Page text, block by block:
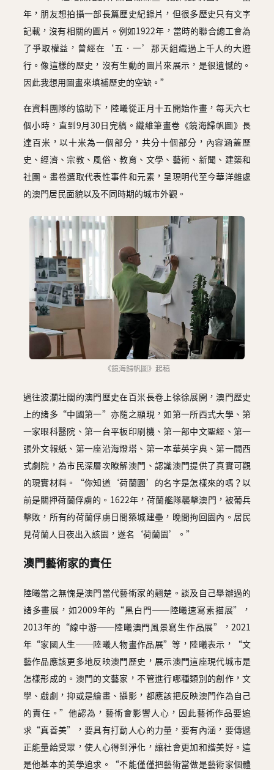
年，朋友想拍攝一部長篇歷史紀錄片，但很多歷史只有文字
記載，沒有相關的圖片。例如1922年，當時的聯合總工會為
了爭取權益，曾經在‘五．一’那天組織過上千人的大遊
行。像這樣的歷史，沒有生動的圖片來展示，是很遺憾的。
因此我想用圖畫來填補歷史的空缺。”
在資料團隊的協助下，陸曦從正月十五開始作畫，每天六七
個小時，直到9月30日完稿。纖維筆畫卷《鏡海歸帆圖》長
達百米，以十米為一個部分，共分十個部分，內容涵蓋歷
史、經濟、宗教、風俗、教育、文學、藝術、新聞、建築和
社團。畫卷選取代表性事件和元素，呈現明代至今華洋雜處
的澳門居民面貌以及不同時期的城市外觀。
《鏡海歸帆圖》起稿
過往波瀾壯闊的澳門歷史在百米長卷上徐徐展開，澳門歷史
上的諸多“中國第一”亦隨之顯現，如第一所西式大學、第
一家眼科醫院、第一台平板印刷機、第一部中文聖經、第一
張外文報紙、第一座沿海燈塔、第一本華英字典、第一間西
式劇院，為市民深層次瞭解澳門、認識澳門提供了真實可觀
的現實材料。“你知道‘荷蘭園’的名字是怎樣來的嗎？以
前是關押荷蘭俘虜的。1622年，荷蘭艦隊襲擊澳門，被葡兵
擊敗，所有的荷蘭俘虜日間築城建壘，晚間拘回園內。居民
見荷蘭人日夜出入該園，遂名‘荷蘭園’。”
澳門藝術家的責任
陸曦當之無愧是澳門當代藝術家的翹楚。談及自己舉辦過的
諸多畫展，如2009年的“黑白門──陸曦速寫素描展”，
2013年的“線中游──陸曦澳門風景寫生作品展”，2021
年“家國人生──陸曦人物畫作品展”等，陸曦表示，“文
藝作品應該更多地反映澳門歷史，展示澳門這座現代城市是
怎樣形成的。澳門的文藝家，不管進行哪種類別的創作，文
學、戲劇，抑或是繪畫、攝影，都應該把反映澳門作為自己
的責任。”他認為，藝術會影響人心，因此藝術作品要追
求“真善美”，要具有打動人心的力量，要有內涵，要傳遞
正能量給受眾，使人心得到淨化，讓社會更加和諧美好。這
是他基本的美學追求。“不能僅僅把藝術當做是藝術家個體